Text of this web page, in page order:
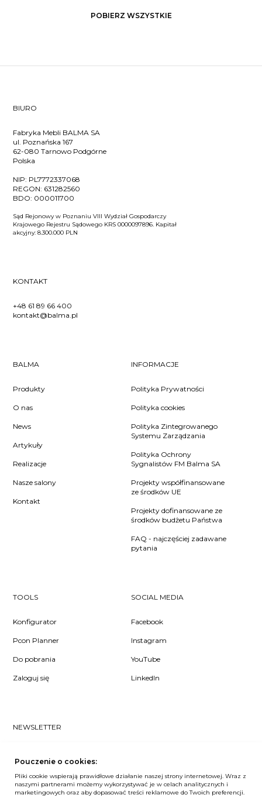
POBIERZ WSZYSTKIE
BIURO
Fabryka Mebli BALMA SA
ul. Poznańska 167
62-080 Tarnowo Podgórne
Polska
NIP: PL7772337068
REGON: 631282560
BDO: 000011700
Sąd Rejonowy w Poznaniu VIII Wydział Gospodarczy
Krajowego Rejestru Sądowego KRS 0000097896. Kapitał
akcyjny: 8.300.000 PLN
KONTAKT
+48 61 89 66 400
kontakt@balma.pl
BALMA
Produkty
O nas
News
Artykuły
Realizacje
Nasze salony
Kontakt
INFORMACJE
Polityka Prywatności
Polityka cookies
Polityka Zintegrowanego
Systemu Zarządzania
Polityka Ochrony
Sygnalistów FM Balma SA
Projekty współfinansowane
ze środków UE
Projekty dofinansowane ze
środków budżetu Państwa
FAQ - najczęściej zadawane
pytania
TOOLS
Konfigurator
Pcon Planner
Do pobrania
Zaloguj się
SOCIAL MEDIA
Facebook
Instagram
YouTube
LinkedIn
NEWSLETTER
się do naszego #nospam newslettera!
ZAPISZ MNIE
Pouczenie o cookies:
Pliki cookie wspierają prawidłowe działanie naszej strony internetowej. Wraz z
naszymi partnerami możemy wykorzystywać je w celach analitycznych i
marketingowych oraz aby dopasować treści reklamowe do Twoich preferencji.